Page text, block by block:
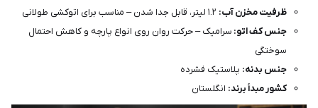
ظرفیت مخزن آب:
جنس کف اتو: سرامیک – حرکت روان روی انواع پارچه و کاهش احتمال
سوختگی
جنس بدنه: پلاستیک فشرده
کشور مبدأ برند: انگلستان